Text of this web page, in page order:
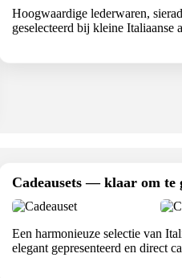
Hoogwaardige lederwaren,
geselecteerd bij kleine Italiaanse
Cadeausets — klaar om te
Een harmonieuze selectie van
elegant gepresenteerd en direct